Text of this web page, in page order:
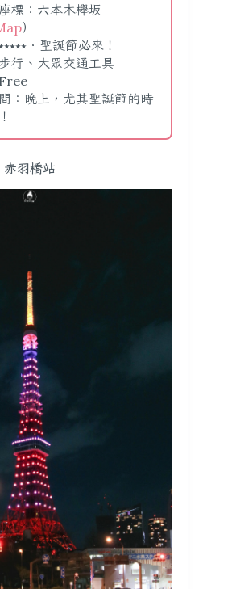
標：六本木櫸坂
）
．聖誕節必來！
行、大眾交通工具
：晚上，尤其聖誕節的時
赤羽橋站